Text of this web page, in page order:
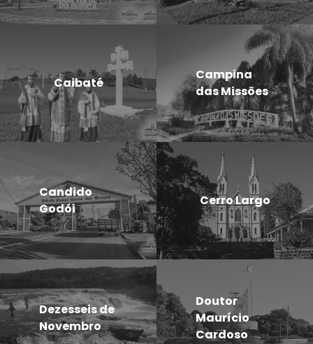
Caibaté
Campina
das Missões
Candido
Godói
Cerro Largo
Dezesseis de
Novembro
Doutor
Maurício
Cardoso